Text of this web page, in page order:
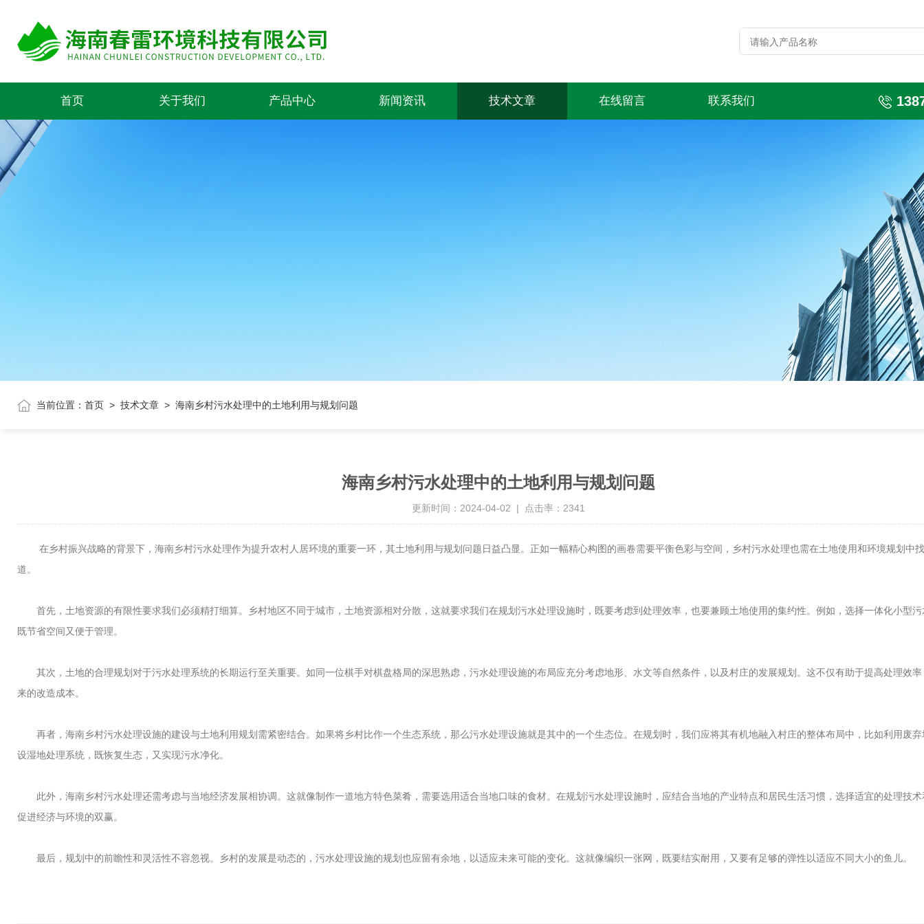
首页 关于我们 产品中心 新闻资讯 技术文章 在线留言 联系我们
当前位置： 首页 > 技术文章 > 海南乡村污水处理中的土地利用与规划问题
海南乡村污水处理中的土地利用与规划问题
更新时间：2024-04-02 | 点击率：2341
在乡村振兴战略的背景下，海南乡村污水处理作为提升农村人居环境的重要一环，其土地利用与规划问题日益凸显。正如一幅精心构图的画卷需要平衡色彩与空间，乡村污水处理也需在土地使用和环境规划中
道。
首先，土地资源的有限性要求我们必须精打细算。乡村地区不同于城市，土地资源相对分散，这就要求我们在规划污水处理设施时，既要考虑到处理效率，也要兼顾土地使用的集约性。例如，选择一体化小型
既节省空间又便于管理。
其次，土地的合理规划对于污水处理系统的长期运行至关重要。如同一位棋手对棋盘格局的深思熟虑，污水处理设施的布局应充分考虑地形、水文等自然条件，以及村庄的发展规划。这不仅有助于提高处理效
来的改造成本。
再者，海南乡村污水处理设施的建设与土地利用规划需紧密结合。如果将乡村比作一个生态系统，那么污水处理设施就是其中的一个生态位。在规划时，我们应将其有机地融入村庄的整体布局中，比如利用废
设湿地处理系统，既恢复生态，又实现污水净化。
此外，海南乡村污水处理还需考虑与当地经济发展相协调。这就像制作一道地方特色菜肴，需要选用适合当地口味的食材。在规划污水处理设施时，应结合当地的产业特点和居民生活习惯，选择适宜的处理技
促进经济与环境的双赢。
最后，规划中的前瞻性和灵活性不容忽视。乡村的发展是动态的，污水处理设施的规划也应留有余地，以适应未来可能的变化。这就像编织一张网，既要结实耐用，又要有足够的弹性以适应不同大小的鱼儿。